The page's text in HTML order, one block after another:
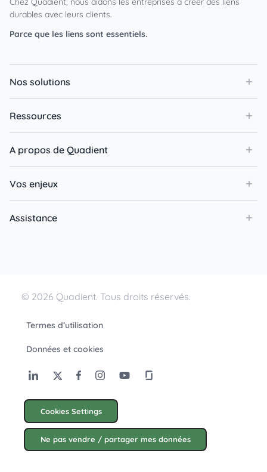
durables avec leurs clients.
Parce que les liens sont essentiels.
Nos solutions
Ressources
A propos de Quadient
Vos enjeux
Assistance
© 2026 Quadient. Tous droits réservés.
Termes d’utilisation
Données et cookies
Cookies Settings
Ne pas vendre / partager mes données